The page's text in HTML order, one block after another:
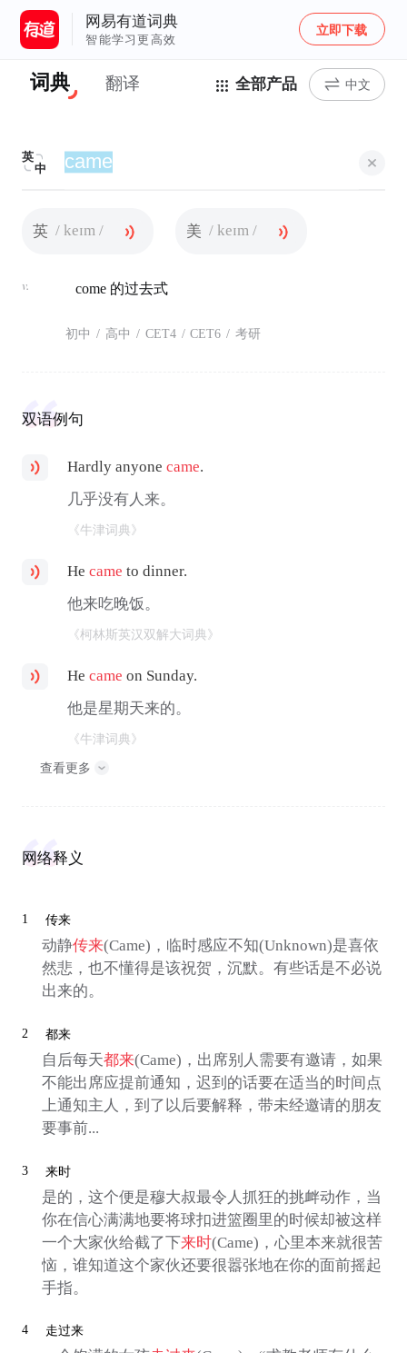
网易有道词典
智能学习更高效
立即下载
词典 翻译 全部产品 中文
英
中
英 / keɪm / 美 / keɪm /
v. come 的过去式
初中 / 高中 / CET4 / CET6 / 考研
双语例句
Hardly anyonecame.
几乎没有人来。
《牛津词典》
Hecame to dinner.
他来吃晚饭。
《柯林斯英汉双解大词典》
Hecame on Sunday.
他是星期天来的。
《牛津词典》
查看更多
网络释义
1 传来
动静传来(Came)，临时感应不知(Unknown)是喜依
然悲，也不懂得是该祝贺，沉默。有些话是不必说
出来的。
2 都来
自后每天都来(Came)，出席别人需要有邀请，如果
不能出席应提前通知，迟到的话要在适当的时间点
上通知主人，到了以后要解释，带未经邀请的朋友
要事前...
3 来时
是的，这个便是穆大叔最令人抓狂的挑衅动作，当
你在信心满满地要将球扣进篮圈里的时候却被这样
一个大家伙给截了下来时(Came)，心里本来就很苦
恼，谁知道这个家伙还要很嚣张地在你的面前摇起
手指。
4 走过来